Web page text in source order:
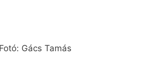
Fotó: Gács Tamás